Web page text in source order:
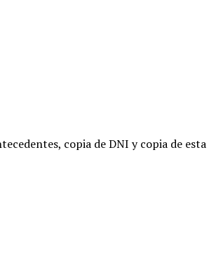
copia de DNI y copia de esta